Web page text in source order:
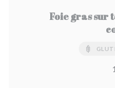
Foie gras sur